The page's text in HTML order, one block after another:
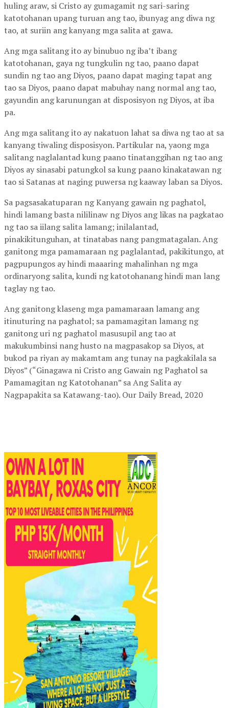
huling araw, si Cristo ay gumagamit ng sari-saring
katotohanan upang turuan ang tao, ibunyag ang diwa ng
tao, at suriin ang kanyang mga salita at gawa.
Ang mga salitang ito ay binubuo ng iba’t ibang
katotohanan, gaya ng tungkulin ng tao, paano dapat
sundin ng tao ang Diyos, paano dapat maging tapat ang
tao sa Diyos, paano dapat mabuhay nang normal ang tao,
gayundin ang karunungan at disposisyon ng Diyos, at iba
pa.
Ang mga salitang ito ay nakatuon lahat sa diwa ng tao at sa
kanyang tiwaling disposisyon. Partikular na, yaong mga
salitang naglalantad kung paano tinatanggihan ng tao ang
Diyos ay sinasabi patungkol sa kung paano kinakatawan ng
tao si Satanas at naging puwersa ng kaaway laban sa Diyos.
Sa pagsasakatuparan ng Kanyang gawain ng paghatol,
hindi lamang basta nililinaw ng Diyos ang likas na pagkatao
ng tao sa iilang salita lamang; inilalantad,
pinakikitunguhan, at tinatabas nang pangmatagalan. Ang
ganitong mga pamamaraan ng paglalantad, pakikitungo, at
pagpupungos ay hindi maaaring mahalinhan ng mga
ordinaryong salita, kundi ng katotohanang hindi man lang
taglay ng tao.
Ang ganitong klaseng mga pamamaraan lamang ang
itinuturing na paghatol; sa pamamagitan lamang ng
ganitong uri ng paghatol masusupil ang tao at
makukumbinsi nang husto na magpasakop sa Diyos, at
bukod pa riyan ay makamtam ang tunay na pagkakilala sa
Diyos” (“Ginagawa ni Cristo ang Gawain ng Paghatol sa
Pamamagitan ng Katotohanan” sa Ang Salita ay
Nagpapakita sa Katawang-tao). Our Daily Bread, 2020